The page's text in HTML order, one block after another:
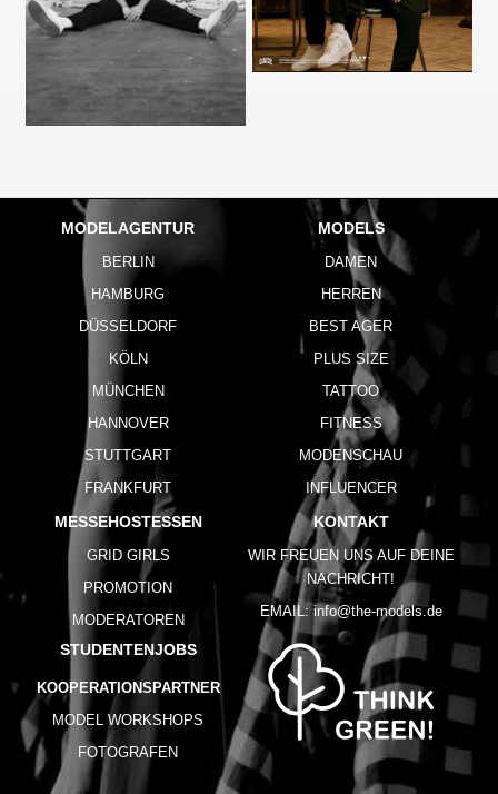
MODELAGENTUR
BERLIN
HAMBURG
DÜSSELDORF
KÖLN
MÜNCHEN
HANNOVER
STUTTGART
FRANKFURT
MODELS
DAMEN
HERREN
BEST AGER
PLUS SIZE
TATTOO
FITNESS
MODENSCHAU
INFLUENCER
MESSEHOSTESSEN
GRID GIRLS
PROMOTION
MODERATOREN
STUDENTENJOBS
KOOPERATIONSPARTNER
MODEL WORKSHOPS
FOTOGRAFEN
KONTAKT
WIR FREUEN UNS AUF DEINE
NACHRICHT!
EMAIL: info@the-models.de